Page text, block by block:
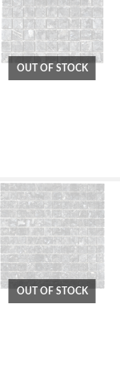
OUT OF STOCK
OUT OF STOCK